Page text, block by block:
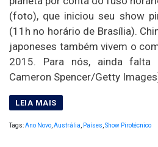
(foto), que iniciou seu show
(11h no horário de Brasília).
japoneses também vivem o
2015. Para nós, ainda falta
Cameron Spencer/Getty
Tags:Ano Novo,Austrália, Países,Show Pirotécnico